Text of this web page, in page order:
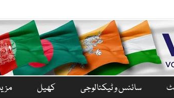
سائنس و ٹیکنالوجی کھیل